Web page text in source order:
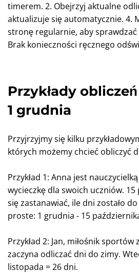
timerem. 2. Obejrzyj aktualne
aktualizuje się automatycznie. 4.
stronę regularnie, aby
Brak konieczności ręcznego
Przykłady
1 grudnia
Przyjrzyjmy się kilku
których możemy chcieć obliczyć
Przykład 1: Anna jest
wycieczkę dla swoich uczniów.
się zastanawiać, ile dni zostało
proste: 1 grudnia - 15
Przykład 2: Jan, miłośnik
zaczyna odliczać dni do zimy.
listopada = 26 dni.